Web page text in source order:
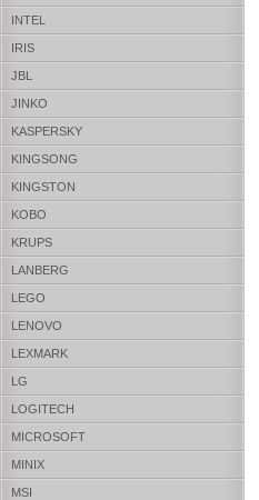
INTEL
IRIS
JBL
JINKO
KASPERSKY
KINGSONG
KINGSTON
KOBO
KRUPS
LANBERG
LEGO
LENOVO
LEXMARK
LG
LOGITECH
MICROSOFT
MINIX
MSI